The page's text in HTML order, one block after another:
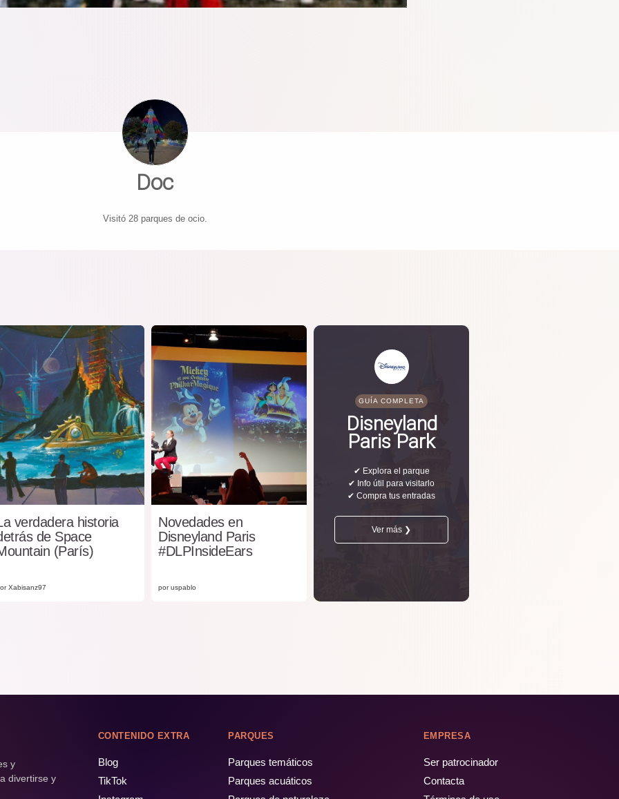
Doc
Visitó 28 parques de ocio.
verdadera historia
de Space
(París)
Xabisanz97
Novedades en
Disneyland Paris
#DLPInsideEars
por uspablo
GUÍA COMPLETA
Disneyland
Paris Park
✔ Explora el parque
✔ Info útil para visitarlo
✔ Compra tus entradas
Ver más ❯
y
divertirse y
CONTENIDO EXTRA
Blog
TikTok
PARQUES
Parques temáticos
Parques acuáticos
EMPRESA
Ser patrocinador
Contacta